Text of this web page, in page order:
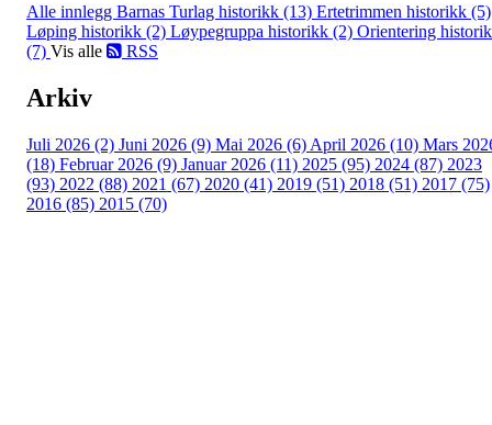
Alle innlegg Barnas Turlag historikk (13) Ertetrimmen historikk (5)
Løping historikk (2) Løypegruppa historikk (2) Orientering
(7) Vis alle RSS
Arkiv
Juli 2026 (2) Juni 2026 (9) Mai 2026 (6) April 2026 (10) Mars
(18) Februar 2026 (9) Januar 2026 (11) 2025 (95) 2024 (87) 2023
(93) 2022 (88) 2021 (67) 2020 (41) 2019 (51) 2018 (51) 2017 (75)
2016 (85) 2015 (70)